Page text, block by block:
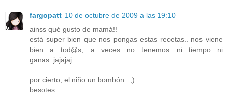
fargopatt 10 de octubre de 2009 a las 19:10
ainss qué gusto de mamá!!
está super bien que nos pongas estas recetas.. nos viene
bien a tod@s, a veces no tenemos ni tiempo ni
ganas..jajajaj
por cierto, el niño un bombón.. ;)
besotes